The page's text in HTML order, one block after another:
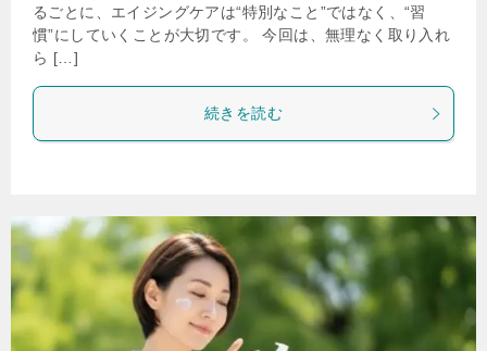
るごとに、エイジングケアは“特別なこと”ではなく、“習
慣”にしていくことが大切です。 今回は、無理なく取り入れ
ら […]
続きを読む